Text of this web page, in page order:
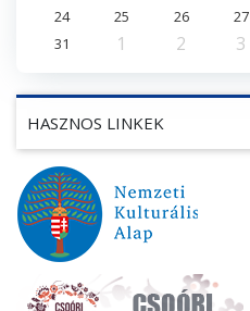
24
25 26 27
31
1 2 3
HASZNOS LINKEK